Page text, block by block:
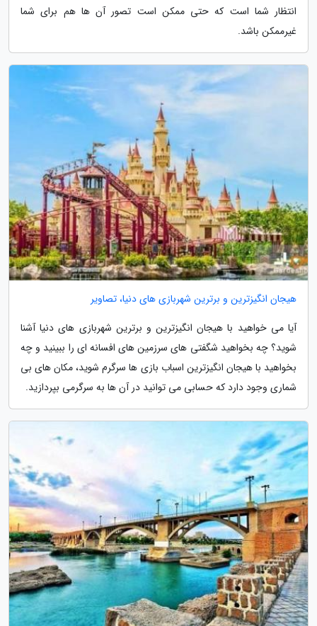
انتظار شما است که حتی ممکن است تصور آن ها هم برای شما
غیرممکن باشد.
هیجان انگیزترین و برترین شهربازی های دنیا، تصاویر
آیا می خواهید با هیجان انگیزترین و برترین شهربازی های دنیا آشنا
شوید؟ چه بخواهید شگفتی های سرزمین های افسانه ای را ببینید و چه
بخواهید با هیجان انگیزترین اسباب بازی ها سرگرم شوید، مکان های بی
شماری وجود دارد که حسابی می توانید در آن ها به سرگرمی بپردازید.